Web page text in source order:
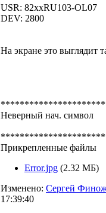
USR: 82xxRU103-OL07
DEV: 2800
На экране это выглядит
Неверный нач. символ
Прикрепленные файлы
Error.jpg (2.32 МБ)
Изменено: Сергей
17:39:40